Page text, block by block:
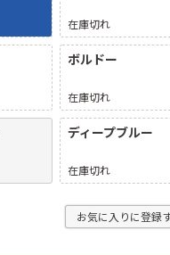
在庫切れ
ボルドー
在庫切れ
ディープブルー
在庫切れ
お気に入りに登録